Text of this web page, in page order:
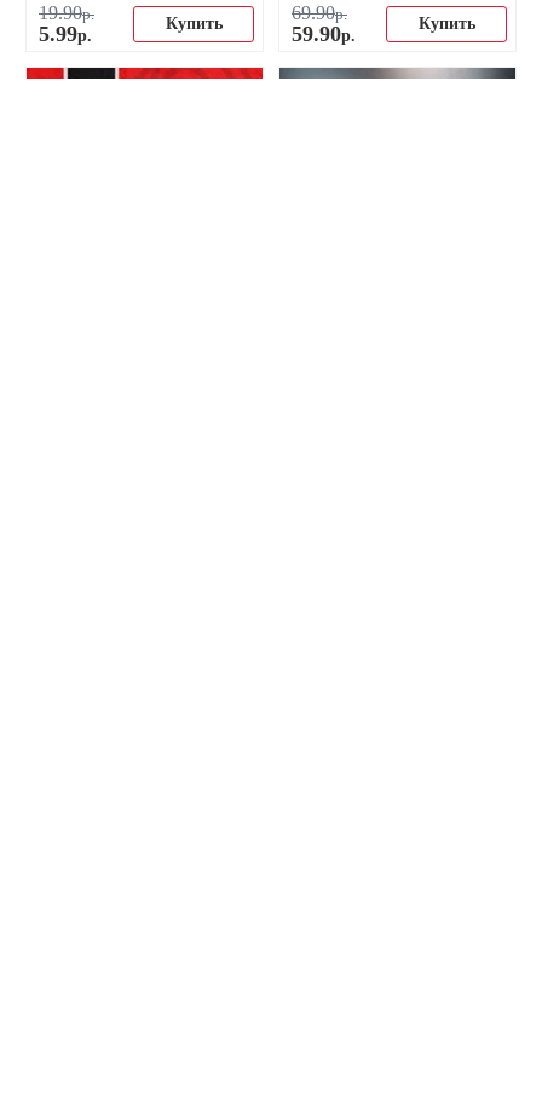
19.90р.
5.99р.
Купить
69.90р.
59.90р.
Купить